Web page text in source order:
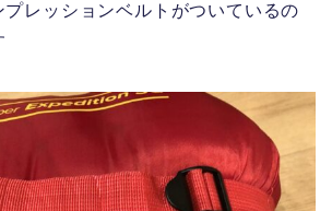
レッションベルトがついているの